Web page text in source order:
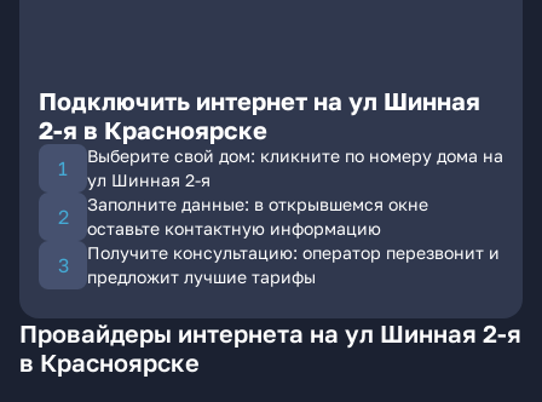
Подключить интернет на ул Шинная
2-я в Красноярске
Выберите свой дом: кликните по номеру дома на
ул Шинная 2-я
Заполните данные: в открывшемся окне
оставьте контактную информацию
Получите консультацию: оператор перезвонит и
предложит лучшие тарифы
Провайдеры интернета на ул Шинная 2-я
в Красноярске